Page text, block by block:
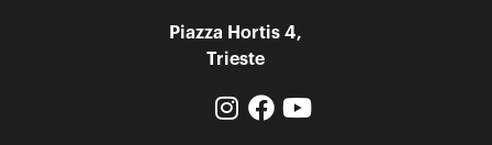
Piazza Hortis 4,
Trieste